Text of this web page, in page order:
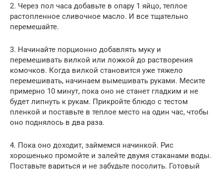
2. Через пол часа добавьте в опару 1 яйцо, теплое
растопленное сливочное масло. И все тщательно
перемешайте.
3. Начинайте порционно добавлять муку и
перемешивать вилкой или ложкой до растворения
комочков. Когда вилкой становится уже тяжело
перемешивать, начинаем вымешивать руками. Месите
примерно 10 минут, пока оно не станет гладким и не
будет липнуть к рукам. Прикройте блюдо с тестом
пленкой и поставьте в теплое место на один час, чтобы
оно поднялось в два раза.
4. Пока оно доходит, займемся начинкой. Рис
хорошенько промойте и залейте двумя стаканами воды.
Поставьте вариться и не забудьте посолить. Готовый